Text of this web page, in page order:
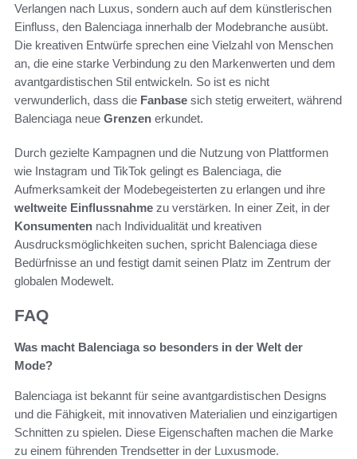
Verlangen nach Luxus, sondern auch auf dem künstlerischen
Einfluss, den Balenciaga innerhalb der Modebranche ausübt.
Die kreativen Entwürfe sprechen eine Vielzahl von Menschen
an, die eine starke Verbindung zu den Markenwerten und dem
avantgardistischen Stil entwickeln. So ist es nicht
verwunderlich, dass die Fanbase sich stetig erweitert, während
Balenciaga neue Grenzen erkundet.
Durch gezielte Kampagnen und die Nutzung von Plattformen
wie Instagram und TikTok gelingt es Balenciaga, die
Aufmerksamkeit der Modebegeisterten zu erlangen und ihre
weltweite Einflussnahme zu verstärken. In einer Zeit, in der
Konsumenten nach Individualität und kreativen
Ausdrucksmöglichkeiten suchen, spricht Balenciaga diese
Bedürfnisse an und festigt damit seinen Platz im Zentrum der
globalen Modewelt.
FAQ
Was macht Balenciaga so besonders in der Welt der
Mode?
Balenciaga ist bekannt für seine avantgardistischen Designs
und die Fähigkeit, mit innovativen Materialien und einzigartigen
Schnitten zu spielen. Diese Eigenschaften machen die Marke
zu einem führenden Trendsetter in der Luxusmode.